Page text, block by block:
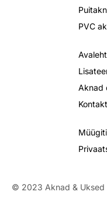
PVC
Avaleht
Aknad
Kontakt
© 2023 Aknad & Uksed